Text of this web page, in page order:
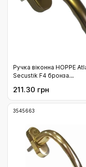
Ручка віконна HOPPE
Secustik F4 бронза
211.30 грн
3545663